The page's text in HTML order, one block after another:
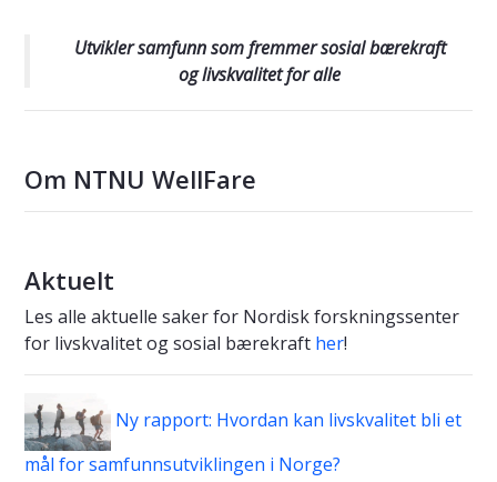
Utvikler samfunn som fremmer sosial bærekraft
og livskvalitet for alle
Om NTNU WellFare
Aktuelt
Les alle aktuelle saker for Nordisk forskningssenter
for livskvalitet og sosial bærekraft her!
Ny rapport: Hvordan kan livskvalitet bli et
mål for samfunnsutviklingen i Norge?